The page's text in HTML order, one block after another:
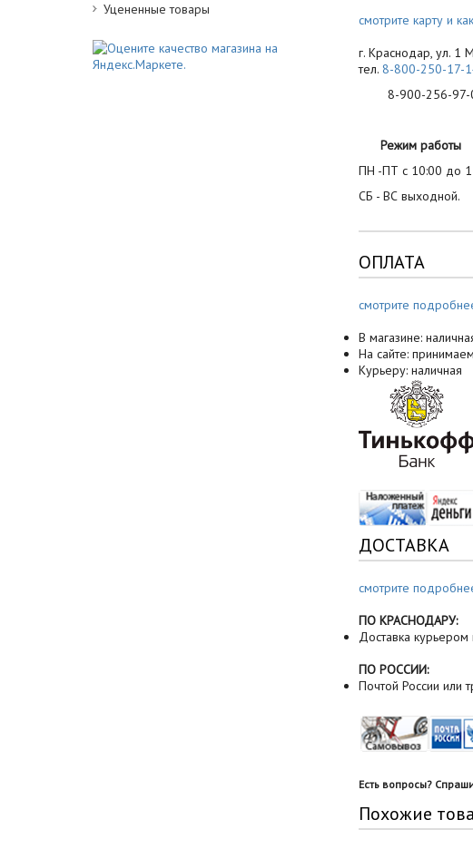
Уцененные товары
смотрите карту и
г. Краснодар, ул. 1
тел. 8-800-250-17-
8-900-256-97-
Режим работы
ПН -ПТ с 10:00 до
СБ - ВС выходной.
ОПЛАТА
смотрите
В магазине:
На сайте:
Курьеру: наличная
ДОСТАВКА
смотрите
ПО КРАСНОДАРУ:
Доставка
ПО РОССИИ:
Почтой России или
Есть вопросы?
Похожие